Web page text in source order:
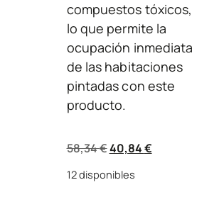
compuestos tóxicos,
lo que permite la
ocupación inmediata
de las habitaciones
pintadas con este
producto.
58,34€40,84€
12 disponibles